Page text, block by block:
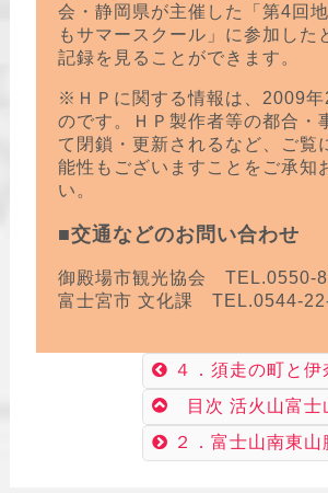
会・静岡県が主催した「第4回
もサマースクール」に参加した
記録を見ることができます。
※ＨＰに関する情報は、2009年
のです。ＨＰ製作者等の都合・
て閉鎖・更新されるなど、ご覧
能性もございますことをご承知
い。
■交通などのお問い合わせ
御殿場市観光協会 TEL.0550-
富士宮市 文化課 TEL.0544-
４．須走の町と伊
目次 活火山富士
２．富士山南東